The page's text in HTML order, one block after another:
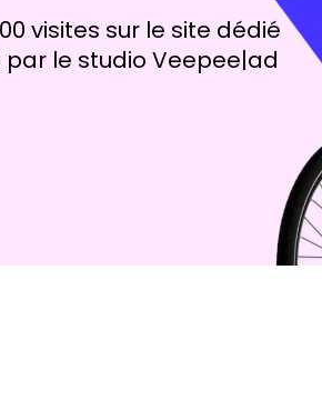
visites sur le site dédié
par le studio Veepee|ad